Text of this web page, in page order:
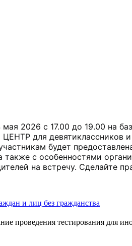
2026 с 17.00 до 19.00 на
для девятиклассников и
будет
с особенностями
на встречу. Сделайте
и лиц без гражданства
проведения тестирования для